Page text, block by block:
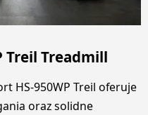
Treil Treadmill
HS-950WP Treil oferuje
oraz solidne